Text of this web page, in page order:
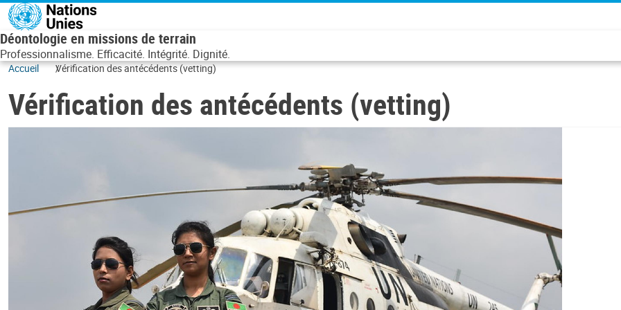
Aller au contenu principal
Déontologie en missions de terrain
Professionnalisme. Efficacité. Intégrité. Dignité.
Accueil Vérification des antécédents (vetting)
Vérification des antécédents (vetting)